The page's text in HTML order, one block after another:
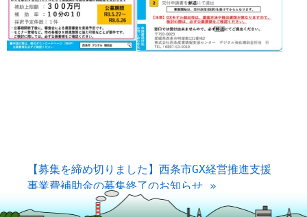
【募集を締め切りました】西条市GX経営推進支援
事業費補助金の募集終了のお知らせ »